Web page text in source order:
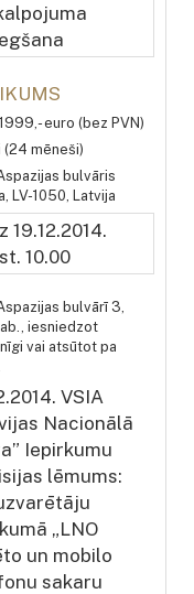
euro (bez PVN)
(24 mēneši)
bulvāris
LV-1050, Latvija
19.12.2014.
10.00
bulvārī 3,
iesniedzot
vai atsūtot pa
VSIA
Nacionālā
Iepirkumu
lēmums:
„LNO
un mobilo
sakaru